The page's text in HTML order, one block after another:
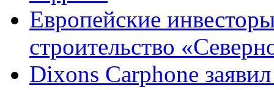
Европейские
строительство
Dixons Carphone